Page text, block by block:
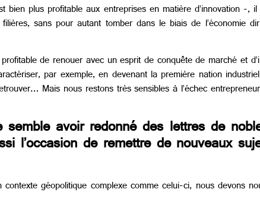
plus profitable aux entreprises en matière d’innovation -,
sans pour autant tomber dans le biais de l’économie
de renouer avec un esprit de conquête de marché et
par exemple, en devenant la première nation
Mais nous restons très sensibles à l’échec
avoir redonné des lettres de
l’occasion de remettre de nouveaux
géopolitique complexe comme celui-ci, nous devons